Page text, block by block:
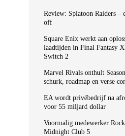
Review: Splatoon Raiders –
off
Square Enix werkt aan
laadtijden in Final Fantasy
Switch 2
Marvel Rivals onthult
schurk, roadmap en verse
EA wordt privébedrijf na
voor 55 miljard dollar
Voormalig medewerker
Midnight Club 5